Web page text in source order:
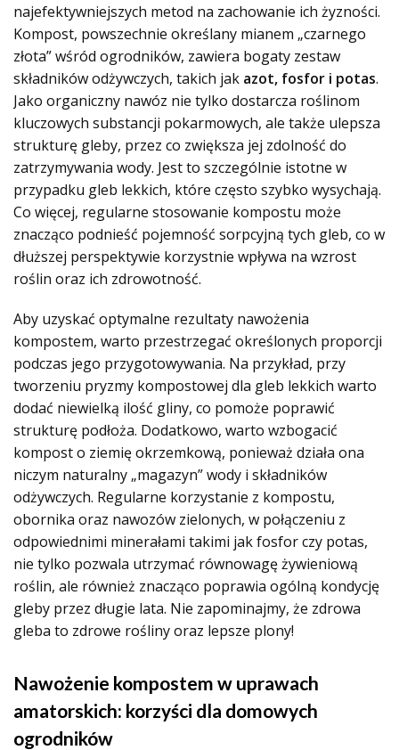
najefektywniejszych metod na zachowanie ich żyzności.
Kompost, powszechnie określany mianem „czarnego
złota” wśród ogrodników, zawiera bogaty zestaw
składników odżywczych, takich jak azot, fosfor i potas.
Jako organiczny nawóz nie tylko dostarcza roślinom
kluczowych substancji pokarmowych, ale także ulepsza
strukturę gleby, przez co zwiększa jej zdolność do
zatrzymywania wody. Jest to szczególnie istotne w
przypadku gleb lekkich, które często szybko wysychają.
Co więcej, regularne stosowanie kompostu może
znacząco podnieść pojemność sorpcyjną tych gleb, co w
dłuższej perspektywie korzystnie wpływa na wzrost
roślin oraz ich zdrowotność.
Aby uzyskać optymalne rezultaty nawożenia
kompostem, warto przestrzegać określonych proporcji
podczas jego przygotowywania. Na przykład, przy
tworzeniu pryzmy kompostowej dla gleb lekkich warto
dodać niewielką ilość gliny, co pomoże poprawić
strukturę podłoża. Dodatkowo, warto wzbogacić
kompost o ziemię okrzemkową, ponieważ działa ona
niczym naturalny „magazyn” wody i składników
odżywczych. Regularne korzystanie z kompostu,
obornika oraz nawozów zielonych, w połączeniu z
odpowiednimi minerałami takimi jak fosfor czy potas,
nie tylko pozwala utrzymać równowagę żywieniową
roślin, ale również znacząco poprawia ogólną kondycję
gleby przez długie lata. Nie zapominajmy, że zdrowa
gleba to zdrowe rośliny oraz lepsze plony!
Nawożenie kompostem w uprawach
amatorskich: korzyści dla domowych
ogrodników